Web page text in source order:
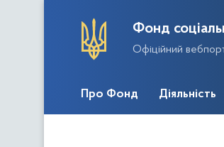
Фонд
Офіційний
Про Фонд Діяльність